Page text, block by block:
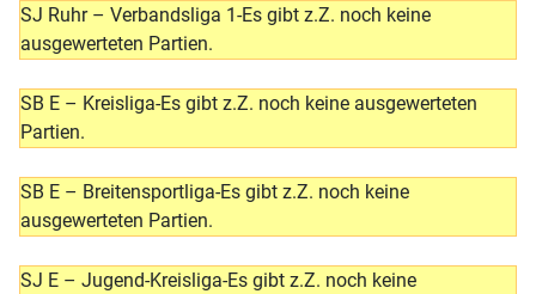
SJ Ruhr – Verbandsliga 1-Es gibt z.Z. noch keine
ausgewerteten Partien.
SB E – Kreisliga-Es gibt z.Z. noch keine ausgewerteten
Partien.
SB E – Breitensportliga-Es gibt z.Z. noch keine
ausgewerteten Partien.
SJ E – Jugend-Kreisliga-Es gibt z.Z. noch keine